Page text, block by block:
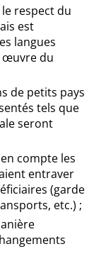
respect du
est
langues
œuvre du
de petits pays
tels que
seront
compte les
entraver
(garde
etc.) ;